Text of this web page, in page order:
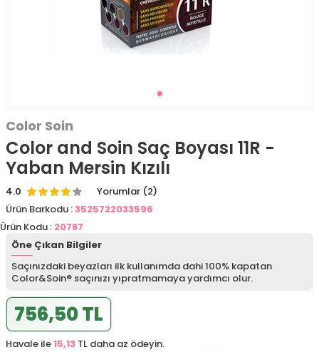
Color Soin
Color and Soin Saç Boyası 11R -
Yaban Mersin Kızılı
4.0
Yorumlar (2)
Ürün Barkodu :3525722033596
Ürün Kodu : 20787
Öne Çıkan Bilgiler
Saçınızdaki beyazları ilk kullanımda dahi 100% kapatan
Color&Soin® saçınızı yıpratmamaya yardımcı olur.
756,50 TL
Havale ile15,13 TL daha az ödeyin.